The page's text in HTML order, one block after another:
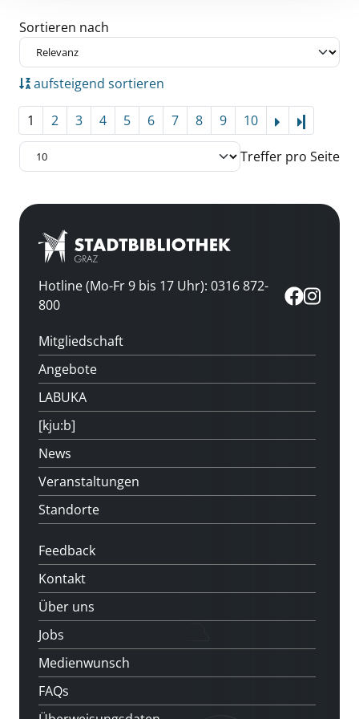
Zu den Suchfiltern springen
Sortieren nach
aufsteigend sortieren
1 2 3 4 5 6 7 8 9 10
Treffer pro Seite
Hotline (Mo-Fr 9 bis 17 Uhr): 0316 872-
800
Mitgliedschaft
Angebote
LABUKA
[kju:b]
News
Veranstaltungen
Standorte
Feedback
Kontakt
Über uns
Jobs
Medienwunsch
FAQs